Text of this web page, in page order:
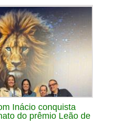
Inácio conquista
do prêmio Leão de